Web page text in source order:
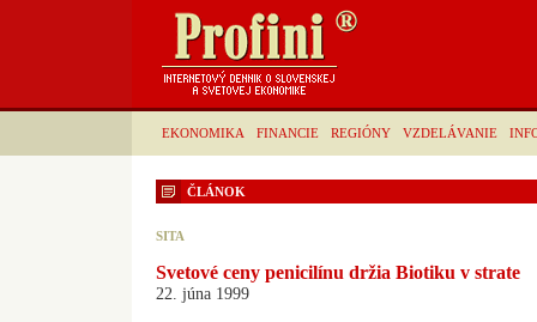
EKONOMIKA FINANCIE REGIÓNY VZDELÁVANIE
ČLÁNOK
SITA
Svetové ceny penicilínu držia Biotiku v strate
22. júna 1999